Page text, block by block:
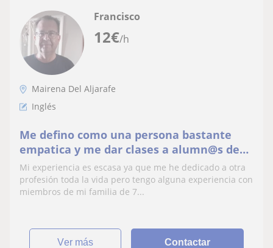
12€/h
Francisco
Mairena Del Aljarafe
Inglés
Me defino como una persona bastante
empatica y me dar clases a alumn@s de
primaria
Mi experiencia es escasa ya que me he dedicado a otra
profesión toda la vida pero tengo alguna experiencia con
miembros de mi familia de 7...
ver más Contactar